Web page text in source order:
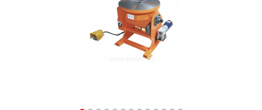
ВХОД ИЛИ РЕГИСТРАЦИЯ